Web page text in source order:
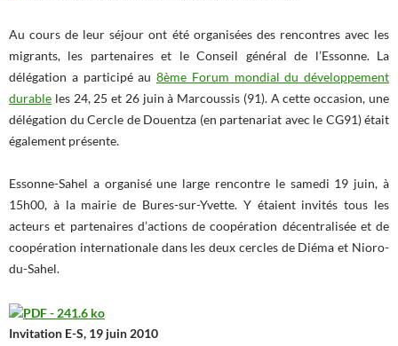
Au cours de leur séjour ont été organisées des rencontres avec les
migrants, les partenaires et le Conseil général de l’Essonne. La
délégation a participé au 8ème Forum mondial du développement
durable les 24, 25 et 26 juin à Marcoussis (91). A cette occasion, une
délégation du Cercle de Douentza (en partenariat avec le CG91) était
également présente.
Essonne-Sahel a organisé une large rencontre le samedi 19 juin, à
15h00, à la mairie de Bures-sur-Yvette. Y étaient invités tous les
acteurs et partenaires d’actions de coopération décentralisée et de
coopération internationale dans les deux cercles de Diéma et Nioro-
du-Sahel.
Invitation E-S, 19 juin 2010